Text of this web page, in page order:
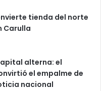
tienda del norte
Carulla
alterna: el
el empalme de
nacional